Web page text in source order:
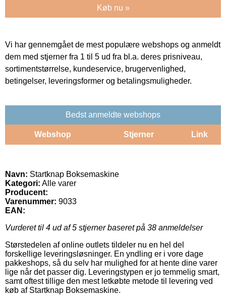
Køb nu »
Vi har gennemgået de mest populære webshops og anmeldt
dem med stjerner fra 1 til 5 ud fra bl.a. deres prisniveau,
sortimentstørrelse, kundeservice, brugervenlighed,
betingelser, leveringsformer og betalingsmuligheder.
Bedst anmeldte webshops
Webshop Stjerner Link
Navn: Startknap Boksemaskine
Kategori: Alle varer
Producent:
Varenummer: 9033
EAN:
Vurderet til 4 ud af 5 stjerner baseret på 38 anmeldelser
Størstedelen af online outlets tildeler nu en hel del
forskellige leveringsløsninger. En yndling er i vore dage
pakkeshops, så du selv har mulighed for at hente dine varer
lige når det passer dig. Leveringstypen er jo temmelig smart,
samt oftest tillige den mest letkøbte metode til levering ved
køb af Startknap Boksemaskine.